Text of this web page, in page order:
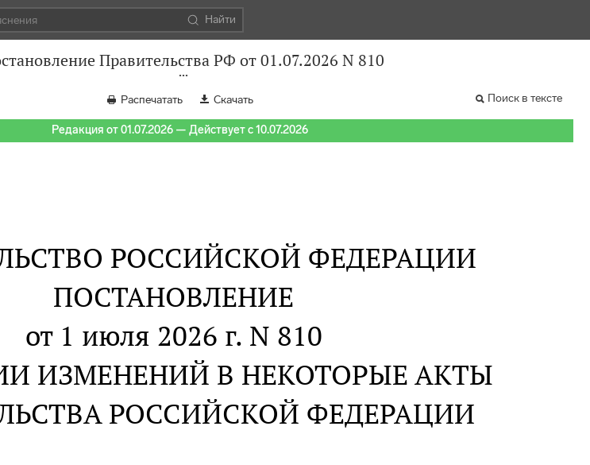
Найти
Правительства РФ от 01.07.2026 N 810
Распечатать Скачать Поиск в тексте
Редакция от 01.07.2026 — Действует с 10.07.2026
РОССИЙСКОЙ ФЕДЕРАЦИИ
ПОСТАНОВЛЕНИЕ
от 1 июля 2026 г. N 810
ИЗМЕНЕНИЙ В НЕКОТОРЫЕ АКТЫ
РОССИЙСКОЙ ФЕДЕРАЦИИ